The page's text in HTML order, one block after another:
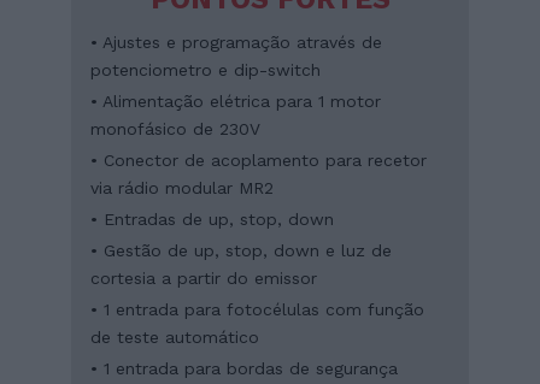
• Ajustes e programação através de
potenciometro e dip-switch
• Alimentação elétrica para 1 motor
monofásico de 230V
• Conector de acoplamento para recetor
via rádio modular MR2
• Entradas de up, stop, down
• Gestão de up, stop, down e luz de
cortesia a partir do emissor
• 1 entrada para fotocélulas com função
de teste automático
• 1 entrada para bordas de segurança